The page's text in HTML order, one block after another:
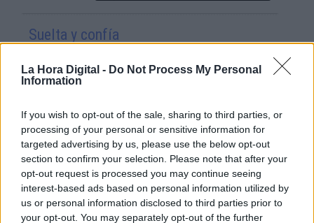
La Hora Digital - Do Not Process My Personal
Information
If you wish to opt-out of the sale, sharing to third parties, or
processing of your personal or sensitive information for
targeted advertising by us, please use the below opt-out
section to confirm your selection. Please note that after your
opt-out request is processed you may continue seeing
interest-based ads based on personal information utilized by
us or personal information disclosed to third parties prior to
your opt-out. You may separately opt-out of the further
Suelta y confía
El Conflicto de Oriente Medio:
Un Nuevo Orden Autoritario
en Construcción
Por Álvaro Frutos Rosado y Gabinete
Geopolítica de Crisis